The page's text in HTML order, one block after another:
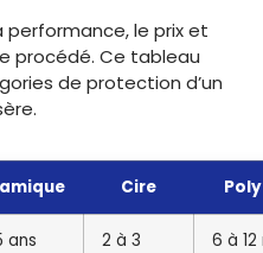
performance, le prix et
procédé. Ce tableau
de protection d’un
Cire
ans
2 à 3
6 à